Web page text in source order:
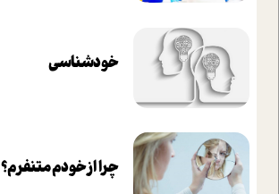
خودشناسی
چرا از خودم متنفرم؟